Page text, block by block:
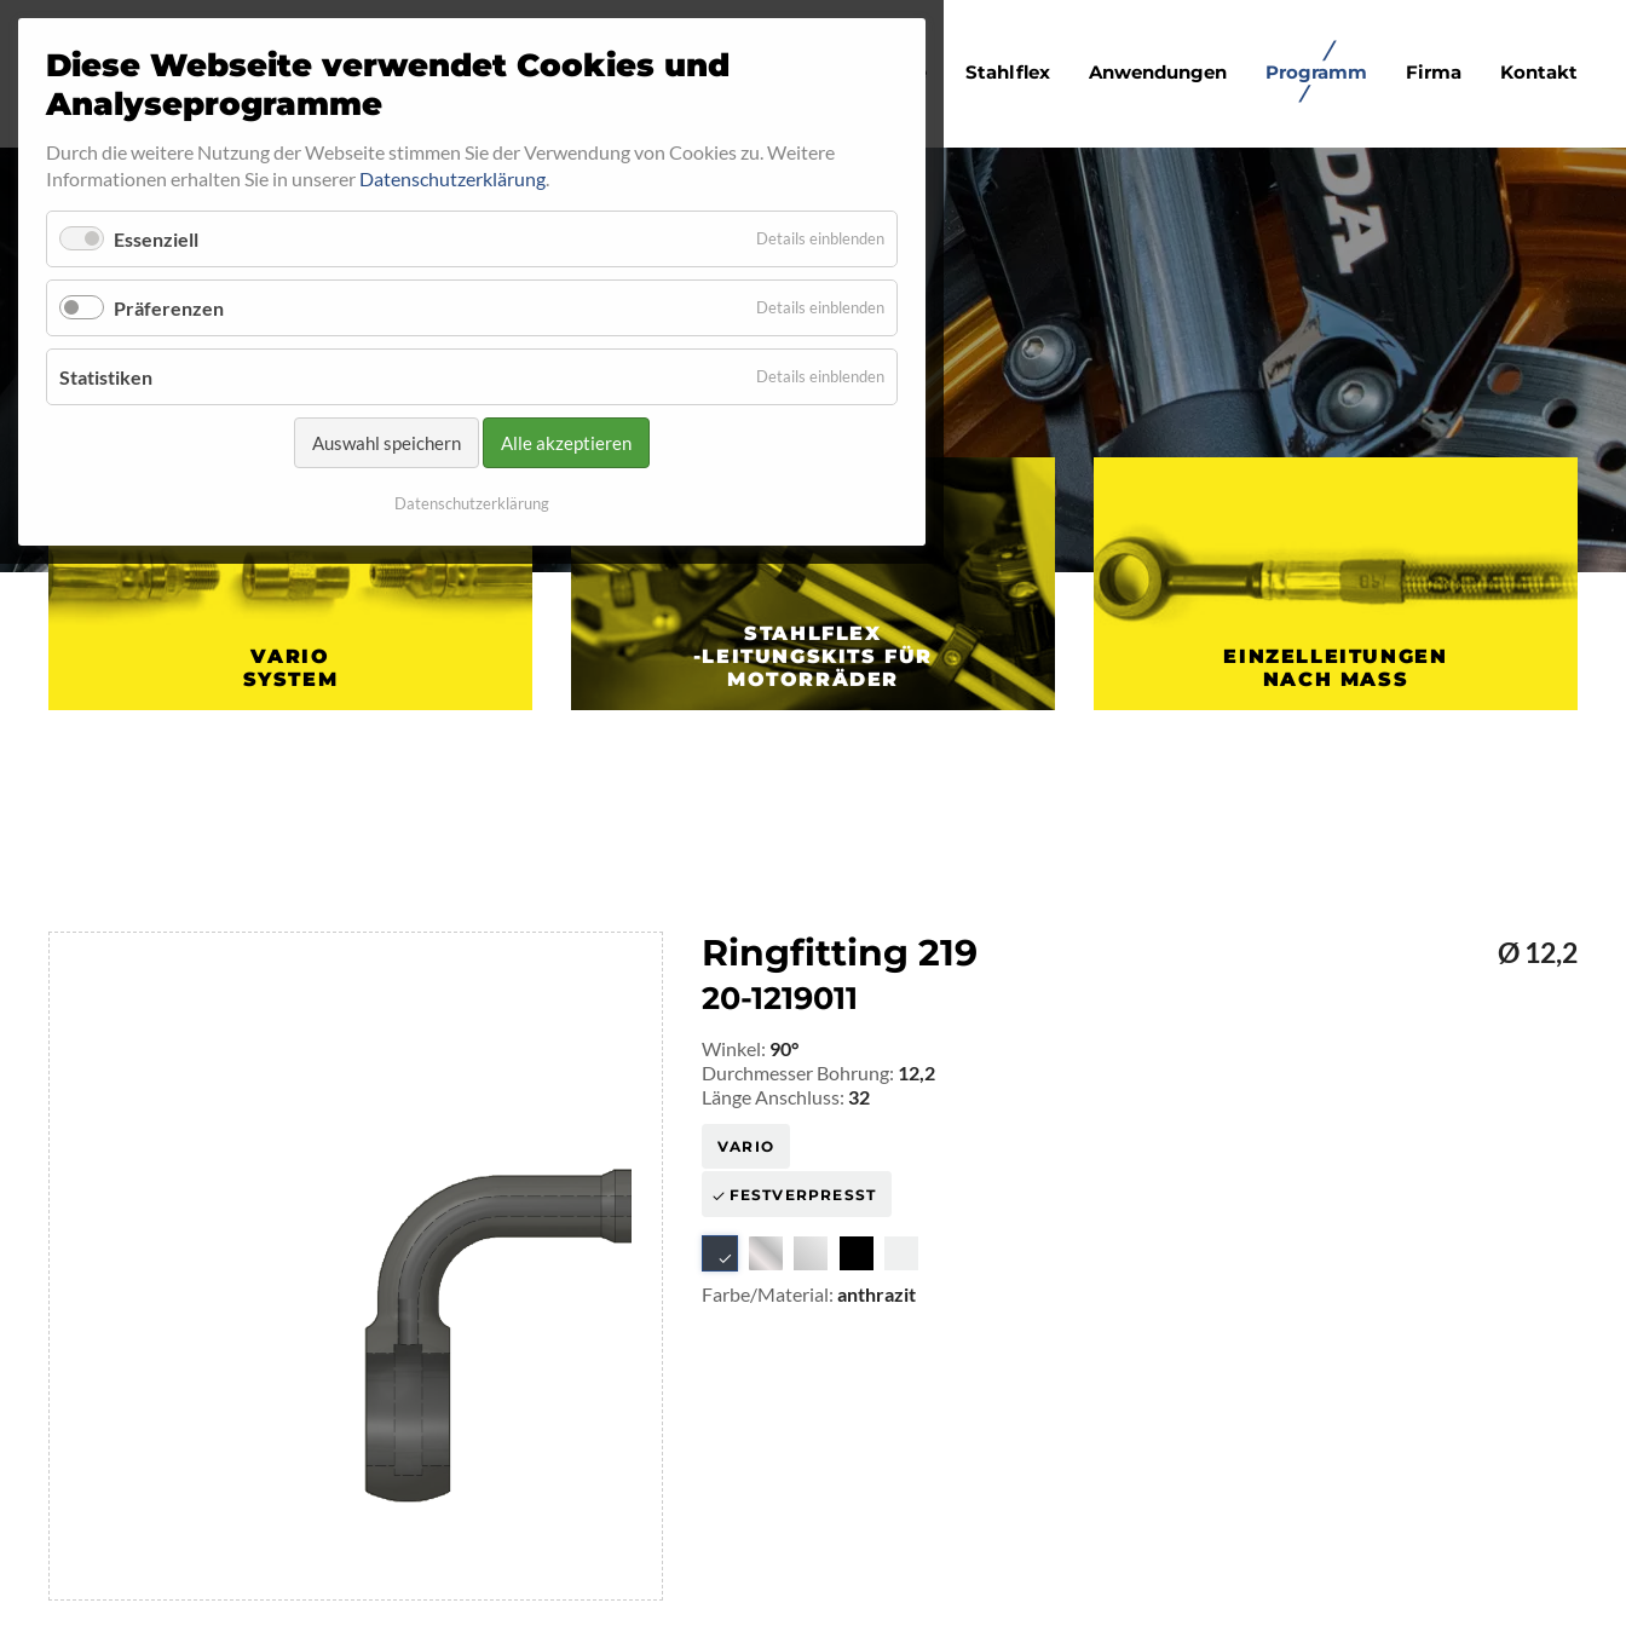
überspringen
Startseite Stahlflex Anwendungen Programm Firma Kontakt
RINGFITTING 219
Startseite Programm Ringfitting Ringfitting 219
VARIO
SYSTEM
STAHLFLEX
-LEITUNGSKITS FÜR
MOTORRÄDER
EINZELLEITUNGEN
NACH MASS
Ringfitting 219
20-1219011
Ø 12,2
Winkel: 90°
Durchmesser Bohrung: 12,2
Länge Anschluss: 32
VARIO
FESTVERPRESST
Farbe/Material: anthrazit
Diese Webseite verwendet Cookies und
Analyseprogramme
Durch die weitere Nutzung der Webseite stimmen Sie der Verwendung von Cookies zu. Weitere
Informationen erhalten Sie in unserer Datenschutzerklärung.
Essenziell Details einblenden
Präferenzen Details einblenden
Statistiken Details einblenden
Auswahl speichern Alle akzeptieren
Datenschutzerklärung